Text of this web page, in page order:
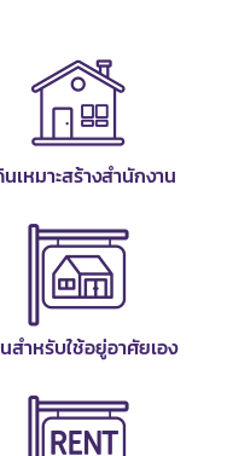
เหมาะสร้างสำนักงาน
สำหรับใช้อยู่อาศัยเอง